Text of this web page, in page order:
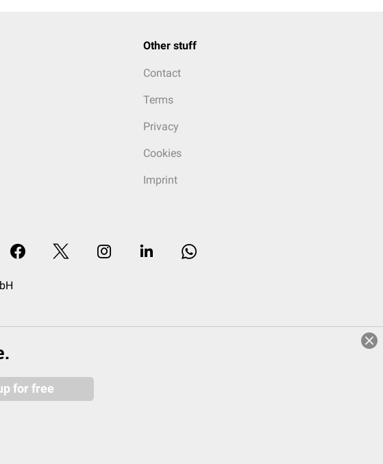
Other stuff
Contact
Terms
Privacy
Cookies
Imprint
for free